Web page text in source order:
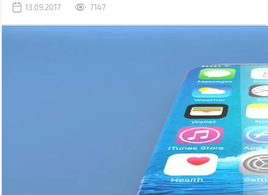
водонепроницаемость, но все также уязвимы к механическим
13.09.2017 7147